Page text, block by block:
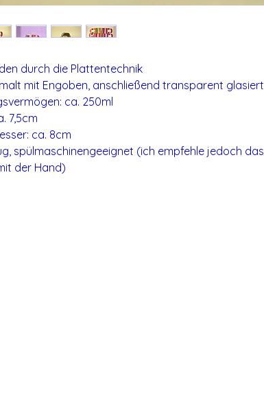
durch die Plattentechnik
mit Engoben, anschließend transparent glasiert
ca. 250ml
7,5cm
ca. 8cm
spülmaschinengeeignet (ich empfehle jedoch das
der Hand)